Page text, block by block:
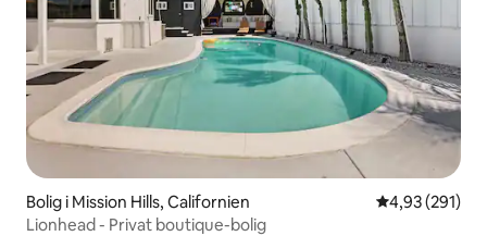
Bolig i Mission Hills, Californien 4,93 ud af 5 i
4,93 (291)
Lionhead - Privat boutique-bolig